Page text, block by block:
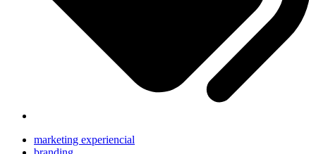
marketing experiencial